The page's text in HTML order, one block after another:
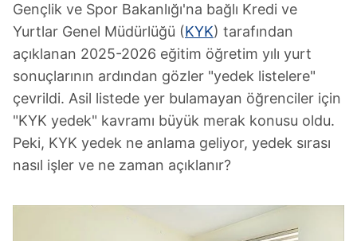
Gençlik ve Spor Bakanlığı'na bağlı Kredi ve
Yurtlar Genel Müdürlüğü (KYK) tarafından
açıklanan 2025-2026 eğitim öğretim yılı yurt
sonuçlarının ardından gözler "yedek listelere"
çevrildi. Asil listede yer bulamayan öğrenciler için
"KYK yedek" kavramı büyük merak konusu oldu.
Peki, KYK yedek ne anlama geliyor, yedek sırası
nasıl işler ve ne zaman açıklanır?